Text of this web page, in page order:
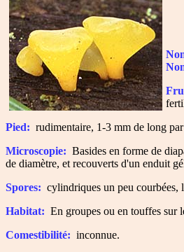
Pied: rudimentaire, 1-3 mm de long
Microscopie: Basides en forme de
de diamètre, et recouverts d'un enduit
Spores: cylindriques un peu courbées,
Habitat: En groupes ou en touffes sur
Comestibilité: inconnue.